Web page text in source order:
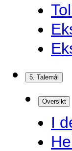
5. Talemål
Oversikt
I